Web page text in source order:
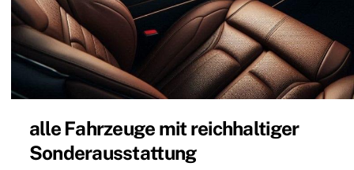
alle Fahrzeuge mit reichhaltiger
Sonderausstattung